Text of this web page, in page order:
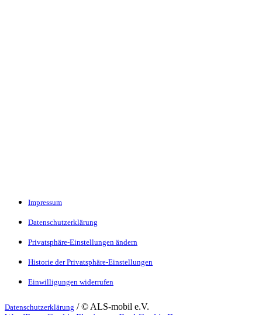
Impressum
Datenschutzerklärung
Privatsphäre-Einstellungen ändern
Historie der Privatsphäre-Einstellungen
Einwilligungen widerrufen
Datenschutzerklärung / © ALS-mobil e.V.